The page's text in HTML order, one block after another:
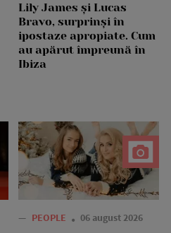
Lily James și Lucas
Bravo, surprinși în
ipostaze apropiate. Cum
au apărut împreună în
Ibiza
— PEOPLE 06 august 2026